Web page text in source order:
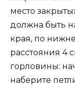
место
должна быть
края, по
расстояния 4
горловины:
наберите